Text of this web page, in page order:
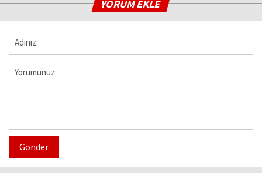
YORUM EKLE
Gönder